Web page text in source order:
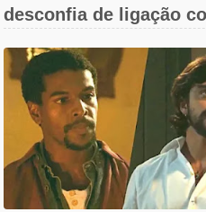
desconfia de ligação